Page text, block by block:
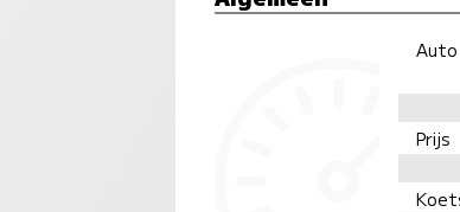
Auto
Prijs